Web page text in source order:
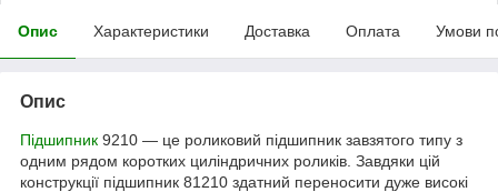
Опис Характеристики Доставка Оплата Умови
Опис
Підшипник 9210 — це роликовий підшипник завзятого типу з
одним рядом коротких циліндричних роликів. Завдяки цій
конструкції підшипник 81210 здатний переносити дуже високі